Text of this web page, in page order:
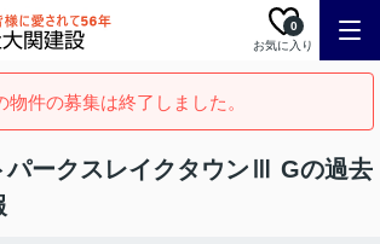
お気に入り
0
物件の募集は終了しました。
パークスレイクタウンⅢ Gの過去